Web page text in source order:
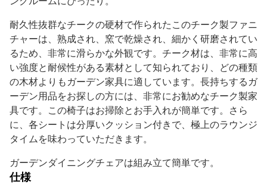
耐久性抜群なチークの硬材で作られたこのチーク製ファニ
チャーは、熟成され、窯で乾燥され、細かく研磨されてい
るため、非常に滑らかな外観です。チーク材は、非常に高
い強度と耐候性がある素材として知られており、どの種類
の木材よりもガーデン家具に適しています。長持ちするガ
ーデン用品をお探しの方には、非常にお勧めなチーク製家
具です。この椅子はお掃除とお手入れが簡単です。さら
に、各シートは分厚いクッション付きで、極上のラウンジ
タイムを味わっていただきます。
ガーデンダイニングチェアは組み立て簡単です。
仕様